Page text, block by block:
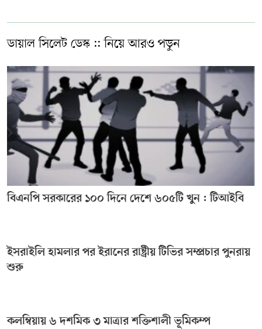
ডায়াল সিলেট ডেস্ক :: নিয়ে আরও পড়ুন
বিএনপি সরকারের ১০০ দিনে দেশে ৬০৫টি খুন : টিআইবি
ইসরাইলি হামলার পর ইরানের রাষ্ট্রীয় টিভির সম্প্রচার পুনরায়
শুরু
কলম্বিয়ায় ৬ দশমিক ৩ মাত্রার শক্তিশালী ভূমিকম্প